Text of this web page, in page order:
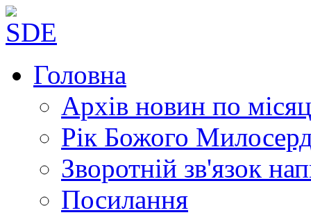
Головна
Архів новин по
Рік Божого
Зворотній зв'язок
Посилання